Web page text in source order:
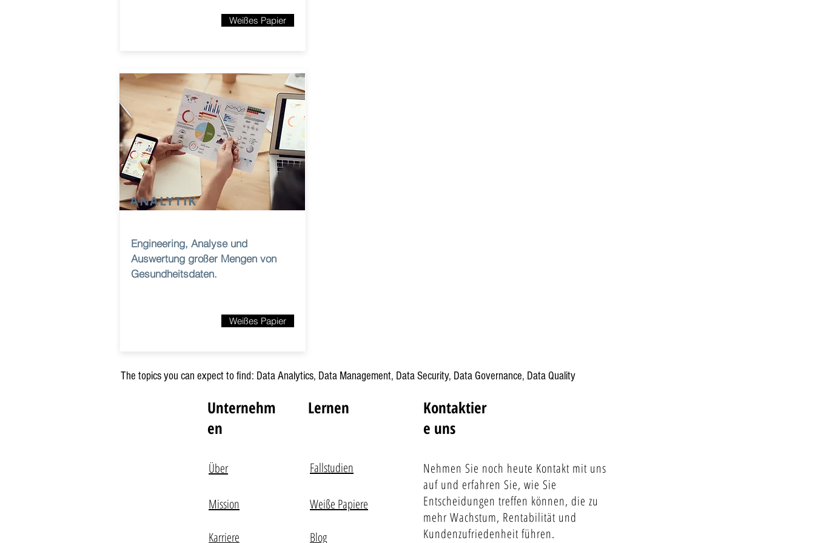
Weißes Papier
ANALYTIK
Engineering, Analyse und
Auswertung großer Mengen von
Gesundheitsdaten.
Weißes Papier
The topics you can expect to find: Data Analytics, Data Management, Data Security, Data Governance, Data Quality
Unternehm
en
Über
Mission
Karriere
Lernen
Fallstudien
Weiße Papiere
Blog
Kontaktier
e uns
Nehmen Sie noch heute Kontakt mit uns
auf und erfahren Sie, wie Sie
Entscheidungen treffen können, die zu
mehr Wachstum, Rentabilität und
Kundenzufriedenheit führen.